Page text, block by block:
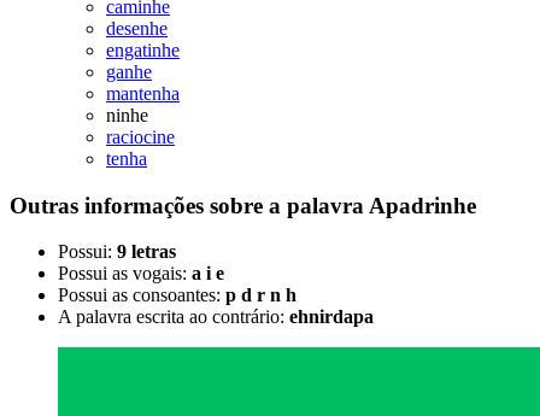
caminhe
desenhe
engatinhe
ganhe
mantenha
ninhe
raciocine
tenha
Outras informações sobre a palavra Apadrinhe
Possui: 9 letras
Possui as vogais: a i e
Possui as consoantes: p d r n h
A palavra escrita ao contrário: ehnirdapa